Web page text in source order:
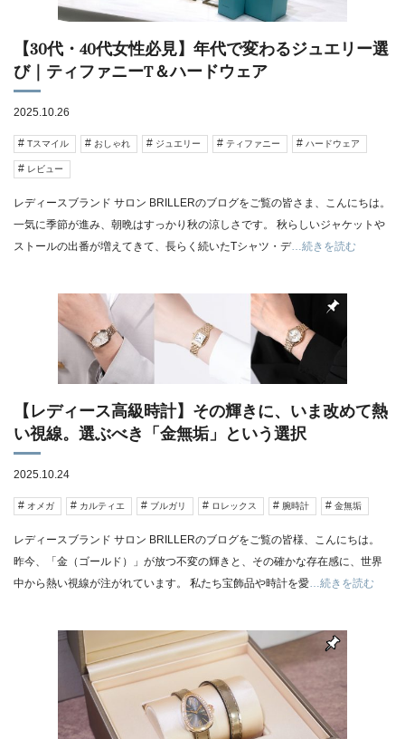
【30代・40代女性必見】年代で変わるジュエリー選
び｜ティファニーT＆ハードウェア
2025.10.26
Tスマイル おしゃれ ジュエリー ティファニー ハードウェア
レビュー
レディースブランド サロン BRILLERのブログをご覧の皆さま、こんにちは。
一気に季節が進み、朝晩はすっかり秋の涼しさです。 秋らしいジャケットや
ストールの出番が増えてきて、長らく続いたTシャツ・デ…続きを読む
【レディース高級時計】その輝きに、いま改めて熱
い視線。選ぶべき「金無垢」という選択
2025.10.24
オメガ カルティエ ブルガリ ロレックス 腕時計 金無垢
レディースブランド サロン BRILLERのブログをご覧の皆様、こんにちは。
昨今、「金（ゴールド）」が放つ不変の輝きと、その確かな存在感に、世界
中から熱い視線が注がれています。 私たち宝飾品や時計を愛…続きを読む